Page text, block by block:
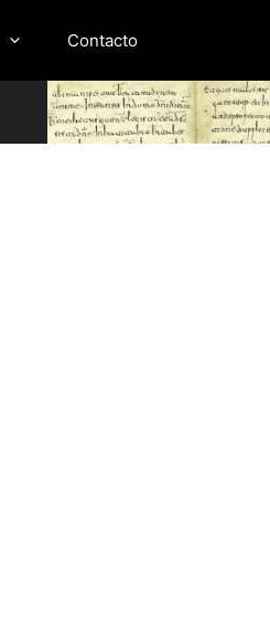
Contacto